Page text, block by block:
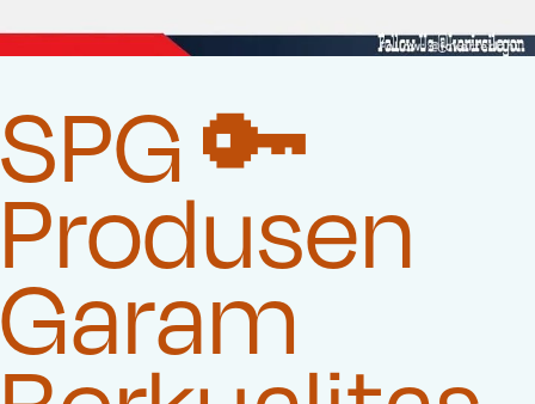
SPG 🔑
Produsen
Garam